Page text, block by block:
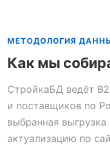
МЕТОДОЛОГИЯ
Как мы
СтройкаБД ведёт
и поставщиков по
выбранная
актуализацию по